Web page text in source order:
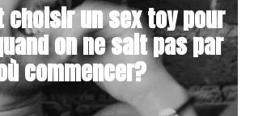
choisir un sex toy pour
on ne sait pas par
commencer?